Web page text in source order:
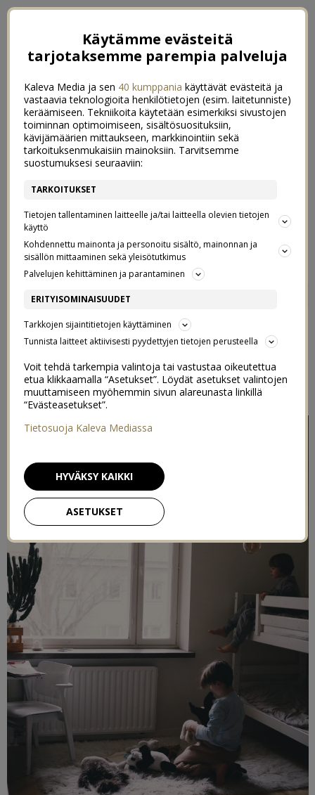
LAPSET KERTOVAT: MITEN
AUTTAA MAAPALLON ELÄIMIÄ
6/02/2020
Postaus on toteutettu kaupallisessa yhteustyössäWWF
Indieplacen kanssa
Käytämme evästeitä
tarjotaksemme parempia palveluja
Kaleva Media ja sen 40 kumppania käyttävät evästeitä ja
vastaavia teknologioita henkilötietojen (esim. laitetunniste)
keräämiseen. Tekniikoita käytetään esimerkiksi sivustojen
toiminnan optimoimiseen, sisältösuosituksiin,
kävijämäärien mittaukseen, markkinointiin sekä
tarkoituksenmukaisiin mainoksiin. Tarvitsemme
suostumuksesi seuraaviin:
TARKOITUKSET
Tietojen tallentaminen laitteelle ja/tai laitteella olevien tietojen
käyttö
Kohdennettu mainonta ja personoitu sisältö, mainonnan ja
sisällön mittaaminen sekä yleisötutkimus
Palvelujen kehittäminen ja parantaminen
ERITYISOMINAISUUDET
Tarkkojen sijaintitietojen käyttäminen
Tunnista laitteet aktiivisesti pyydettyjen tietojen perusteella
Voit tehdä tarkempia valintoja tai vastustaa oikeutettua
etua klikkaamalla “Asetukset”. Löydät asetukset valintojen
muuttamiseen myöhemmin sivun alareunasta linkillä
“Evästeasetukset”.
Tietosuoja Kaleva Mediassa
ASETUKSET
HYVÄKSY KAIKKI